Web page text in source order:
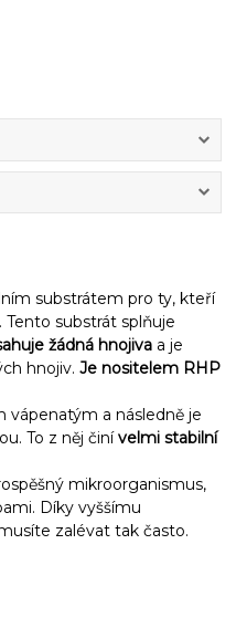
substrátem pro ty, kteří
substrát splňuje
žádná hnojiva a je
hnojiv.Je nositelem RHP
vápenatým a následně je
To z něj činívelmi stabilní
mikroorganismus,
Díky vyššímu
zalévat tak často.